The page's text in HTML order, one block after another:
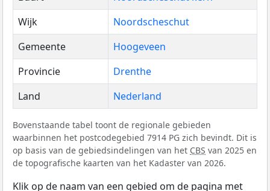
Wijk
Noordscheschut
Gemeente
Hoogeveen
Provincie
Drenthe
Land
Nederland
Bovenstaande tabel toont de regionale gebieden
waarbinnen het postcodegebied 7914 PG zich bevindt. Dit is
op basis van de gebiedsindelingen van het CBS van 2025 en
de topografische kaarten van het Kadaster van 2026.
Klik op de naam van een gebied om de pagina met